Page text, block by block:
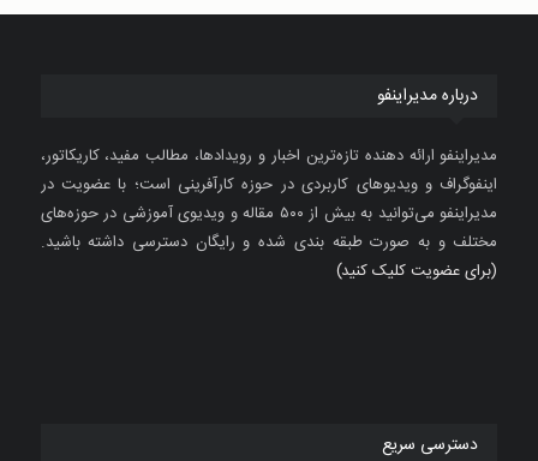
درباره مدیراینفو
مدیراینفو ارائه دهنده تازه‌ترین اخبار و رویدادها، مطالب مفید، کاریکاتور،
اینفوگراف و ویدیوهای کاربردی در حوزه کارآفرینی است؛ با عضویت در
مدیراینفو می‌توانید به بیش از ۵۰۰ مقاله و ویدیوی آموزشی در حوزه‌های
مختلف و به صورت طبقه بندی شده و رایگان دسترسی داشته باشید.
(برای عضویت کلیک کنید)
دسترسی سریع